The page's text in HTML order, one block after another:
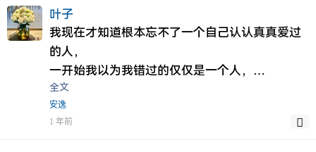
为此我今天尝试放开了你，尝试放开我今生最爱
的人，
很难受，哭了，心也痛，但是我尽力了，
他年以后我若想起，
我绝对不会后悔，
因为我觉得，我在你不爱我的时候，
我还一如既往的爱着，缠着你，
觉到失去或绝望，
但是最近这段时间，
一直睡不着，
睡前有时候吃点褪黑素，来诱导一下睡眠，
一开始我说的每句话
你都要专研字眼的意思，
我可能无意间说了某些字，我自己都没想，而却
即使我家人不愿意，
也阻碍不了我的选择，
即使父母不愿意，
为了她我宁可当上门女婿。
所以我的答案是，
我必须帮我老婆，
或许有些人说我不孝顺，
叶子
我现在才知道根本忘不了一个自己认认真真爱过
的人，
一开始我以为我错过的仅仅是一个人，
直到此刻才发觉我错过的是整个人生。
朋友问我跟最爱的人，断开联系，让彼此归于陌
生之后是什么感觉。
全文
安逸
1 年前